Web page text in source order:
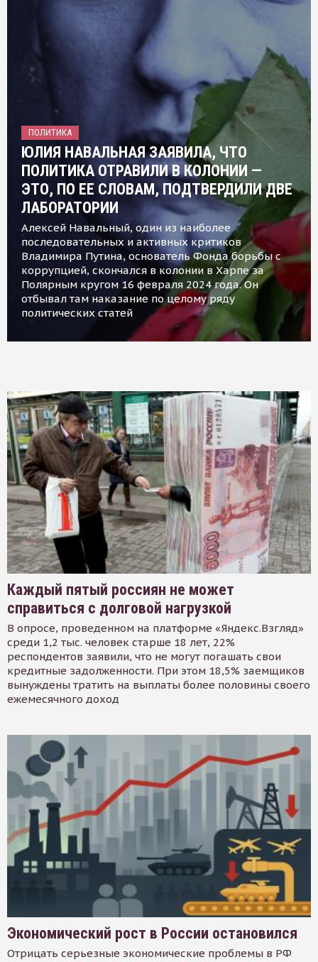
ПОЛИТИКА
ЮЛИЯ НАВАЛЬНАЯ ЗАЯВИЛА, ЧТО
ПОЛИТИКА ОТРАВИЛИ В КОЛОНИИ —
ЭТО, ПО ЕЕ СЛОВАМ, ПОДТВЕРДИЛИ ДВЕ
ЛАБОРАТОРИИ
Алексей Навальный, один из наиболее
последовательных и активных критиков
Владимира Путина, основатель Фонда борьбы с
коррупцией, скончался в колонии в Харпе за
Полярным кругом 16 февраля 2024 года. Он
отбывал там наказание по целому ряду
политических статей
Каждый пятый россиян не может
справиться с долговой нагрузкой
В опросе, проведенном на платформе «Яндекс.Взгляд»
среди 1,2 тыс. человек старше 18 лет, 22%
респондентов заявили, что не могут погашать свои
кредитные задолженности. При этом 18,5% заемщиков
вынуждены тратить на выплаты более половины своего
ежемесячного доход
Экономический рост в России остановился
Отрицать серьезные экономические проблемы в РФ